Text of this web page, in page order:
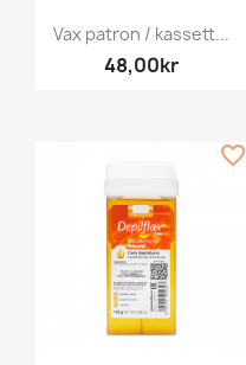
Vax patron / kassett...
48,00kr
favorite_border